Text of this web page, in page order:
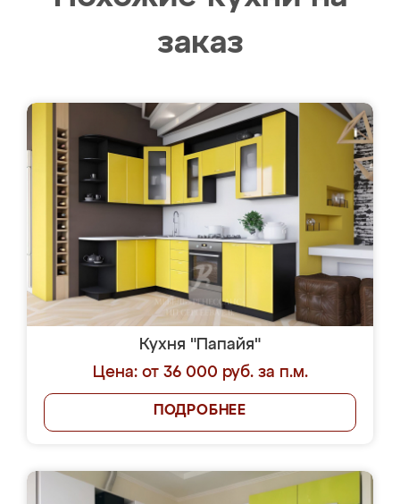
заказ
Кухня "Папайя"
Цена: от 36 000 руб. за п.м.
ПОДРОБНЕЕ